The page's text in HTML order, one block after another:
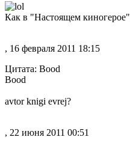
Как в "Настоящем киногерое"
, 16 февраля 2011 18:15
Цитата: Bood
Bood
avtor knigi evrej?
, 22 июня 2011 00:51